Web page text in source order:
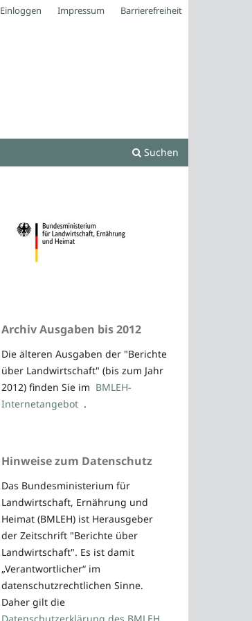
Suchen
Einloggen Impressum Barrierefreiheit
Archiv Ausgaben bis 2012
Die älteren Ausgaben der "Berichte
über Landwirtschaft" (bis zum Jahr
2012) finden Sie im BMLEH-
Internetangebot .
Hinweise zum Datenschutz
Das Bundesministerium für
Landwirtschaft, Ernährung und
Heimat (BMLEH) ist Herausgeber
der Zeitschrift "Berichte über
Landwirtschaft". Es ist damit
„Verantwortlicher“ im
datenschutzrechtlichen Sinne.
Daher gilt die